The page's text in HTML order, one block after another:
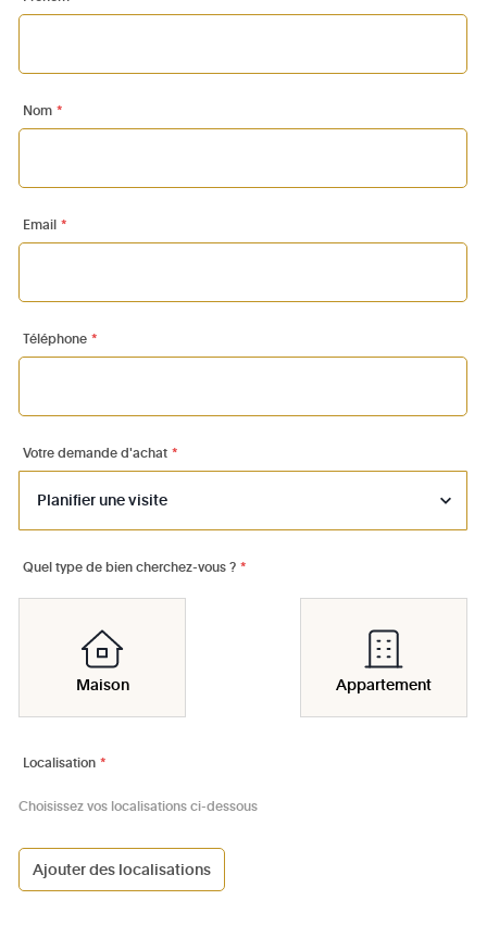
Nom *
Email *
Téléphone *
Votre demande d'achat *
Quel type de bien cherchez-vous ? *
Maison Appartement
Localisation *
Choisissez vos localisations ci-dessous
Ajouter des localisations
1000 - Bruxelles-Ville